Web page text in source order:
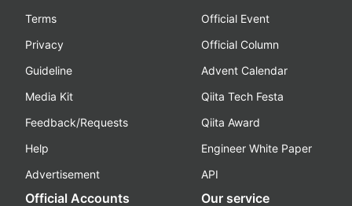
Terms
Privacy
Guideline
Media Kit
Feedback/Requests
Help
Advertisement
Official Event
Official Column
Advent Calendar
Qiita Tech Festa
Qiita Award
Engineer White Paper
API
Official Accounts Our service